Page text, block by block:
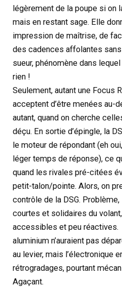
légèrement de la poupe si on
mais en restant sage. Elle
impression de maîtrise, de
des cadences affolantes
sueur, phénomène dans
rien !
Seulement, autant une Focus
acceptent d’être menées au-
autant, quand on cherche
déçu. En sortie d’épingle, la
le moteur de répondant (eh
léger temps de réponse), ce
quand les rivales pré-citées
petit-talon/pointe. Alors, on
contrôle de la DSG.
courtes et solidaires du
accessibles et peu
aluminium n’auraient pas
au levier, mais l’électronique
rétrogradages, pourtant
Agaçant.